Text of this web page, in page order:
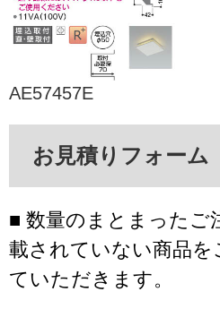
AE57457E
お見積りフォーム
■ 数量のまとまったご
載されていない商品
ていただきます。